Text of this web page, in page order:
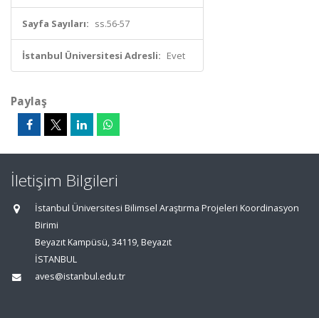
Sayfa Sayıları: ss.56-57
İstanbul Üniversitesi Adresli: Evet
Paylaş
İletişim Bilgileri
İstanbul Üniversitesi Bilimsel Araştırma Projeleri Koordinasyon
Birimi
Beyazıt Kampüsü, 34119, Beyazıt
İSTANBUL
aves@istanbul.edu.tr